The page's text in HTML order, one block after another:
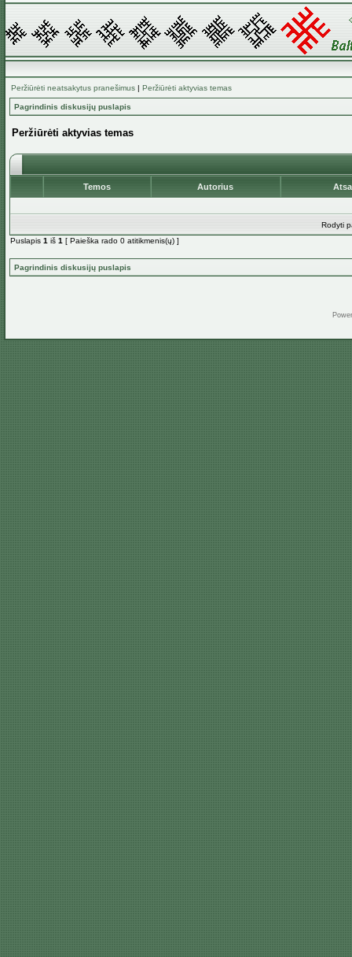
Peržiūrėti neatsakytus pranešimus | Peržiūrėti aktyvias temas
Pagrindinis diskusijų puslapis
Peržiūrėti aktyvias temas
Temos Autorius
Rodyti
Puslapis 1 iš 1 [ Paieška rado 0 atitikmenis(ų) ]
Pagrindinis diskusijų puslapis